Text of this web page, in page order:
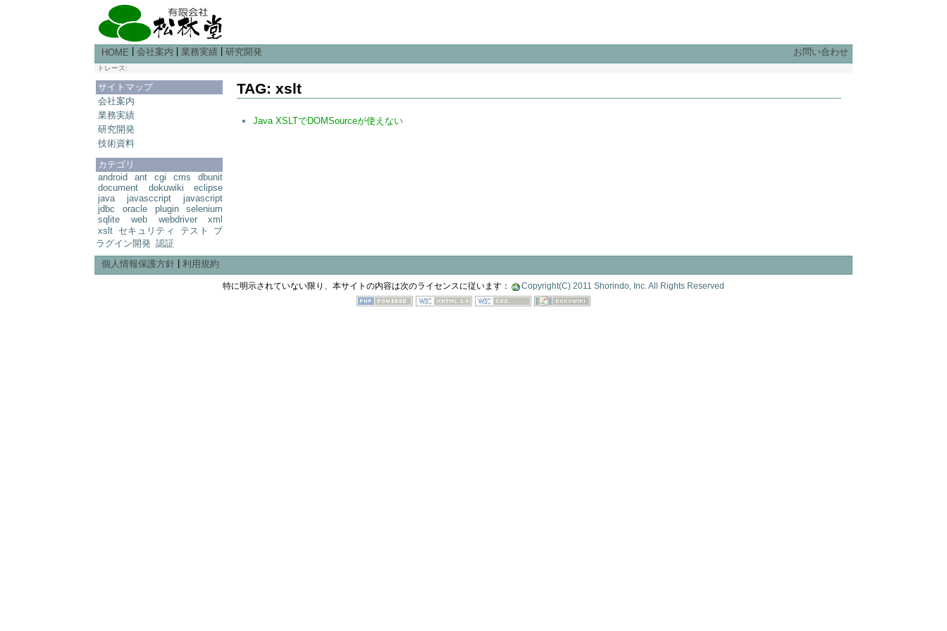
HOME |会社案内 |業務実績 |研究開発 お問い合わせ
トレース:
サイトマップ
会社案内
業務実績
研究開発
技術資料
カテゴリ
android
ant cgi cms
dbunit
document
dokuwiki
eclipse
java
javasccript
javascript
jdbc
oracle plugin
selenium
sqlite
web webdriver
xml
xslt セキュリティ テスト
プ
ラグイン開発 認証
TAG: xslt
Java XSLTでDOMSourceが使えない
個人情報保護方針 |利用規約
特に明示されていない限り、本サイトの内容は次のライセンスに従います： Copyright(C) 2011 Shorindo, Inc. All Rights Reserved